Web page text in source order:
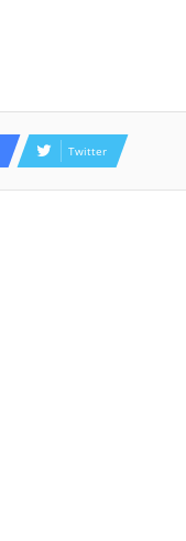
Twitter